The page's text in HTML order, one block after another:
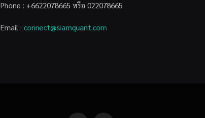
Phone : +6622078665 หรือ 022078665
Email : connect@siamquant.com